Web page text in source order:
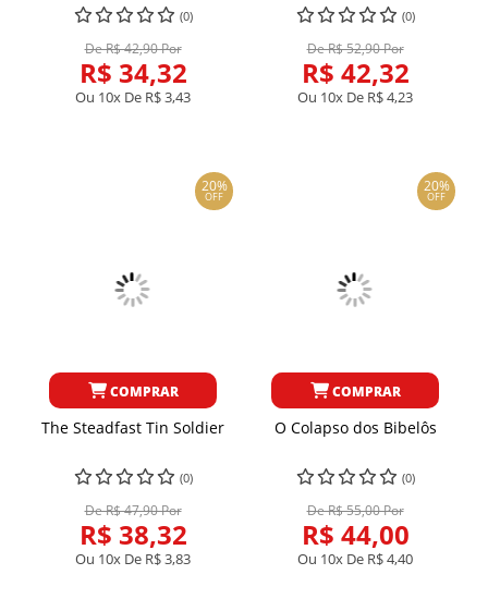
(0)
De R$ 42,90 Por
R$ 34,32
Ou 10x De R$ 3,43
(0)
De R$ 52,90 Por
R$ 42,32
Ou 10x De R$ 4,23
20%
OFF
COMPRAR
The Steadfast Tin Soldier
(0)
De R$ 47,90 Por
R$ 38,32
Ou 10x De R$ 3,83
20%
OFF
COMPRAR
O Colapso dos Bibelôs
(0)
De R$ 55,00 Por
R$ 44,00
Ou 10x De R$ 4,40